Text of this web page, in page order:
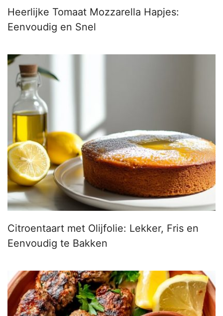
Heerlijke Tomaat Mozzarella Hapjes:
Eenvoudig en Snel
Citroentaart met Olijfolie: Lekker, Fris en
Eenvoudig te Bakken